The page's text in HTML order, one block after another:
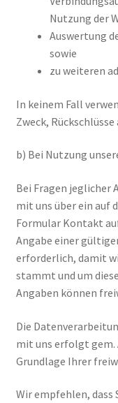
Nutzung der
Auswertung
sowie
zu weiteren
In keinem Fall
Zweck,
b) Bei Nutzung
Bei Fragen jeglicher
mit uns über ein auf
Formular Kontakt
Angabe einer
erforderlich, damit
stammt und um
Angaben können
Die
mit uns erfolgt gem.
Grundlage Ihrer
Wir empfehlen, dass